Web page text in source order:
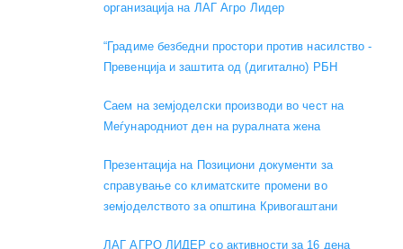
организација на ЛАГ Агро Лидер
“Градиме безбедни простори против насилство -
Превенција и заштита од (дигитално) РБН
Саем на земјоделски производи во чест на
Меѓународниот ден на руралната жена
Презентација на Позициони документи за
справување со климатските промени во
земјоделството за општина Кривогаштани
ЛАГ АГРО ЛИДЕР со активности за 16 дена